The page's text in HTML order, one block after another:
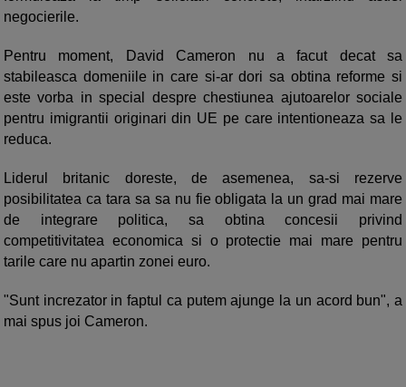
negocierile.
Pentru moment, David Cameron nu a facut decat sa
stabileasca domeniile in care si-ar dori sa obtina reforme si
este vorba in special despre chestiunea ajutoarelor sociale
pentru imigrantii originari din UE pe care intentioneaza sa le
reduca.
Liderul britanic doreste, de asemenea, sa-si rezerve
posibilitatea ca tara sa sa nu fie obligata la un grad mai mare
de integrare politica, sa obtina concesii privind
competitivitatea economica si o protectie mai mare pentru
tarile care nu apartin zonei euro.
"Sunt increzator in faptul ca putem ajunge la un acord bun", a
mai spus joi Cameron.